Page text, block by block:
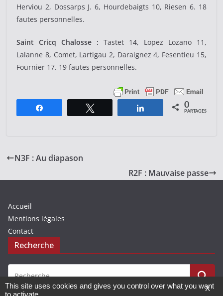
Herviou 2, Dossarps J. 6, Hourdebaigts 10, Riesen 6. 18
fautes personnelles.
Saint Cricq Chalosse : Tastet 14, Lopez Lozano 11,
Lalanne 8, Comet, Lartigau 2, Daraignez 4, Fesentieu 15,
Fournier 17. 19 fautes personnelles.
Partagez 0
PARTAGES
N3F : Au diapason
R2F : Mauvaise passe
Accueil
Mentions légales
Contact
Recherche
X
This site uses cookies and gives you control over what you want
to activate